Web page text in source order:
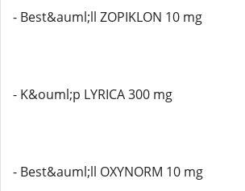
- Best&auml;ll ZOPIKLON 10 mg
- K&ouml;p LYRICA 300 mg
- Best&auml;ll OXYNORM 10 mg